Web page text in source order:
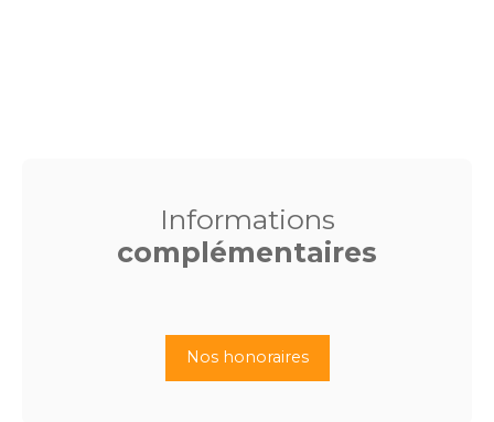
Informations
complémentaires
Nos honoraires